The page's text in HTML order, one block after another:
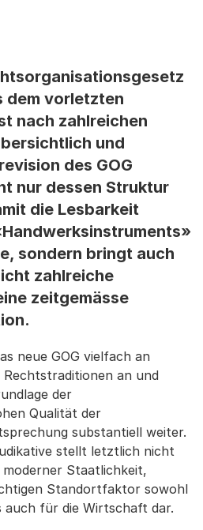
dem vorletzten
nach zahlreichen
und
des GOG
nur dessen Struktur
die Lesbarkeit
sondern bringt auch
zahlreiche
zeitgemässe
neue GOG vielfach an
an und
der
Qualität der
substantiell weiter.
stellt letztlich nicht
Staatlichkeit,
Standortfaktor sowohl
auch für die Wirtschaft dar.